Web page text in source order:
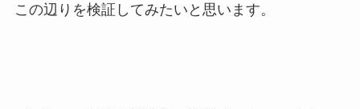
この辺りを検証してみたいと思います。